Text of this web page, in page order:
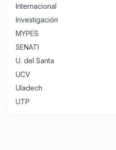
Internacional
Investigación
MYPES
SENATI
U. del Santa
UCV
Uladech
UTP